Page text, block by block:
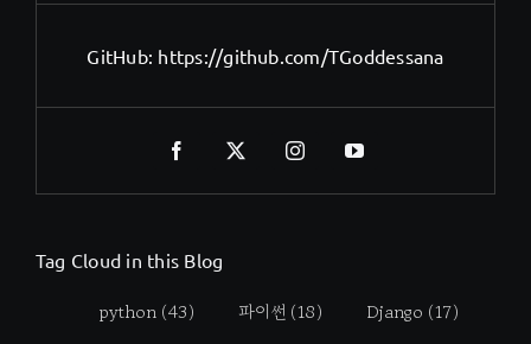
GitHub: https://github.com/TGoddessana
Tag Cloud in this Blog
python (43) 파이썬 (18) Django (17)